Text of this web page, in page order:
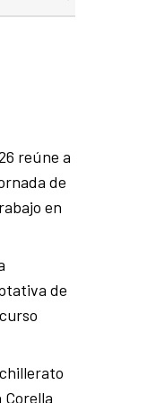
reúne a
de
en
de